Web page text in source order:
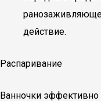
действие.
Распаривание
Ванночки